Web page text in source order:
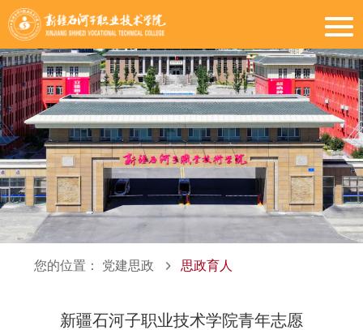
您的位置： 党建思政 思政育人
新疆石河子职业技术学院青年志愿